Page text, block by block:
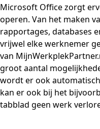
Microsoft Office zorgt
operen. Van het maken
rapportages, databases
vrijwel elke werknemer
van
groot aantal
wordt er ook
kan er ook bij het
tabblad geen werk